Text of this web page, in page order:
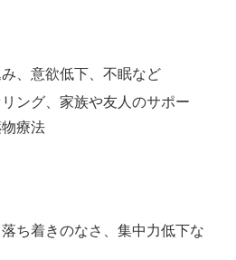
、意欲低下、不眠など
ング、家族や友人のサポー
療法
ち着きのなさ、集中力低下な